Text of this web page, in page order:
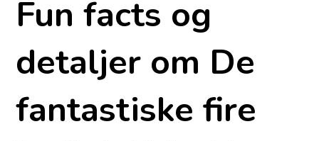
Fun facts og
detaljer om De
fantastiske fire